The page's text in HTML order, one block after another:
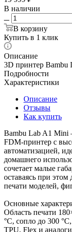
В наличии
В корзину
Купить в 1 клик
Описание
3D принтер Bambu
Подробности
Характеристики
Описание
Отзывы
Как купить
Bambu Lab A1 Mini
FDM‑принтер с
автоматизацией,
домашнего
сочетает малые
оставаясь при
печати моделей,
Основные
Область печати
°C, сопло до 300
TPU, Flex и